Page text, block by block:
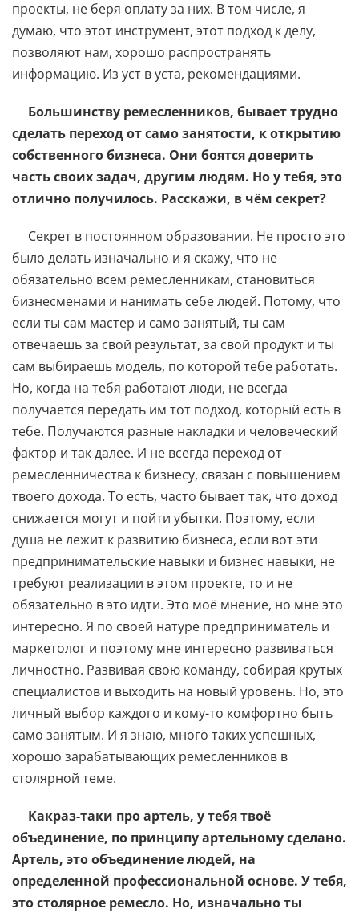
проекты, не беря оплату за них. В том числе, я
думаю, что этот инструмент, этот подход к делу,
позволяют нам, хорошо распространять
информацию. Из уст в уста, рекомендациями.
Большинству ремесленников, бывает трудно
сделать переход от само занятости, к открытию
собственного бизнеса. Они боятся доверить
часть своих задач, другим людям. Но у тебя, это
отлично получилось. Расскажи, в чём секрет?
Секрет в постоянном образовании. Не просто это
было делать изначально и я скажу, что не
обязательно всем ремесленникам, становиться
бизнесменами и нанимать себе людей. Потому, что
если ты сам мастер и само занятый, ты сам
отвечаешь за свой результат, за свой продукт и ты
сам выбираешь модель, по которой тебе работать.
Но, когда на тебя работают люди, не всегда
получается передать им тот подход, который есть в
тебе. Получаются разные накладки и человеческий
фактор и так далее. И не всегда переход от
ремесленничества к бизнесу, связан с повышением
твоего дохода. То есть, часто бывает так, что доход
снижается могут и пойти убытки. Поэтому, если
душа не лежит к развитию бизнеса, если вот эти
предпринимательские навыки и бизнес навыки, не
требуют реализации в этом проекте, то и не
обязательно в это идти. Это моё мнение, но мне это
интересно. Я по своей натуре предприниматель и
маркетолог и поэтому мне интересно развиваться
личностно. Развивая свою команду, собирая крутых
специалистов и выходить на новый уровень. Но, это
личный выбор каждого и кому-то комфортно быть
само занятым. И я знаю, много таких успешных,
хорошо зарабатывающих ремесленников в
столярной теме.
Какраз-таки про артель, у тебя твоё
объединение, по принципу артельному сделано.
Артель, это объединение людей, на
определенной профессиональной основе. У тебя,
это столярное ремесло. Но, изначально ты